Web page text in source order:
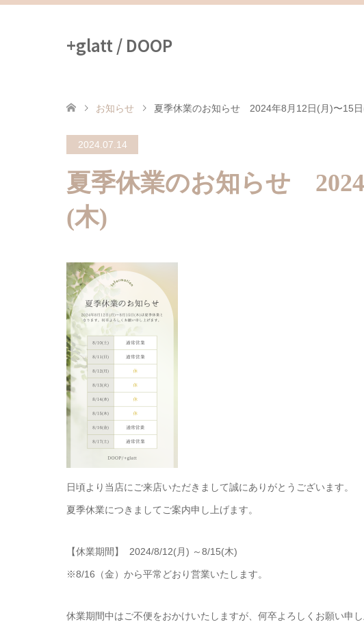
+glatt / DOOP
お知らせ 夏季休業のお知らせ 2024年8月12日(月)〜15
2024.07.14
夏季休業のお知らせ 2024
(木)
日頃より当店にご来店いただきまして誠にありがとうございます。
夏季休業につきましてご案内申し上げます。
【休業期間】 2024/8/12(月) ～8/15(木)
※8/16（金）から平常どおり営業いたします。
休業期間中はご不便をおかけいたしますが、何卒よろしくお願い申し